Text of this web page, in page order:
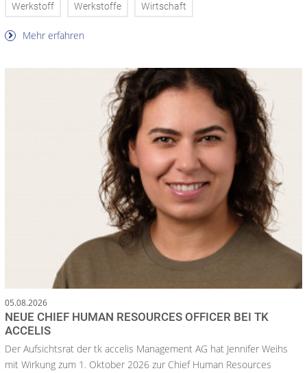
Werkstoff Werkstoffe Wirtschaft
Mehr erfahren
05.08.2026
NEUE CHIEF HUMAN RESOURCES OFFICER BEI TK
ACCELIS
Der Aufsichtsrat der tk accelis Management AG hat Jennifer Weihs
mit Wirkung zum 1. Oktober 2026 zur Chief Human Resources